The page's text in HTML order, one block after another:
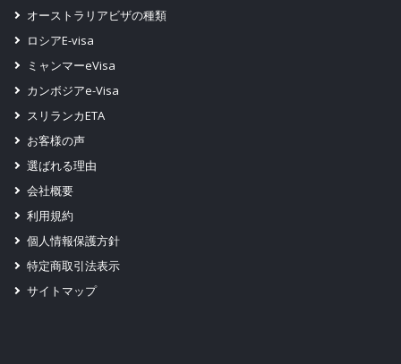
The Department has authority under the Migration Act
1958 to collect a range of personal identifiers from non-
citizens, including visa applicants, in certain circumstances.
More detailed information is given on the Information form
1243i Your Personal Identifying Information (PDF). The
department occasionally undertakes research to improve
our services and to provide input into Australian
government initiatives. Your contact information collected
in this form may be used to contact you for research
purposes. This contact may be made by departmental staff
or research organisations on our behalf. Your participation
in client research is entirely voluntary and your decision to
オーストラリアビザの種類
ロシアE-visa
ミャンマーeVisa
カンボジアe-Visa
スリランカETA
お客様の声
選ばれる理由
会社概要
利用規約
個人情報保護方針
特定商取引法表示
サイトマップ